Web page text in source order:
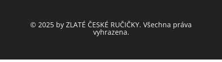
© 2025 by ZLATÉ ČESKÉ RUČIČKY. Všechna práva
vyhrazena.